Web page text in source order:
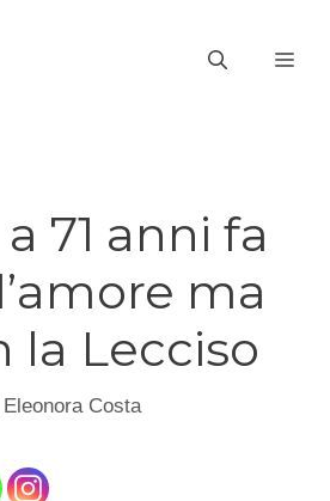
71 anni fa
ma
la Lecciso
Eleonora Costa